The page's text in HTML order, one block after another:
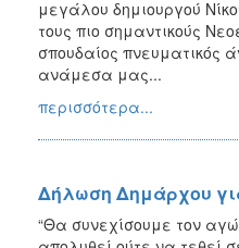
μεγάλου δημιουργού
τους πιο σημαντικούς
σπουδαίος πνευματικός
ανάμεσα μας...
περισσότερα...
Δήλωση Δημάρχου
“Θα συνεχίσουμε τον